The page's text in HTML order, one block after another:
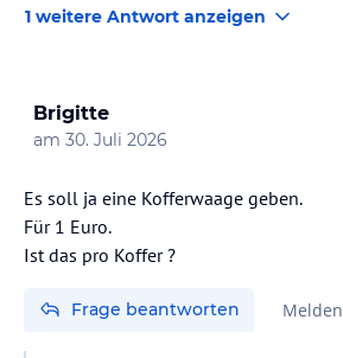
ebenerdig.
1 weitere Antwort anzeigen
Brigitte
am 30. Juli 2026
Es soll ja eine Kofferwaage geben.
Für 1 Euro.
Ist das pro Koffer ?
Frage beantworten Melden